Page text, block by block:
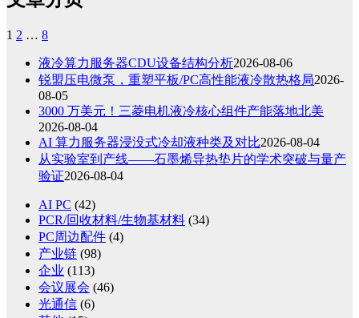
1 2 … 8
液冷算力服务器CDU设备结构分析2026-08-06
锐盟压电微泵，重塑平板/PC高性能液冷散热格局2026-
08-05
3000 万美元！三菱电机液冷核心组件产能落地北美
2026-08-04
AI 算力服务器浸没式冷却液种类及对比2026-08-04
从实验室到产线——石墨烯导热垫片的学术突破与量产
验证2026-08-04
AI PC (42)
PCR/回收材料/生物基材料 (34)
PC周边配件 (4)
产业链 (98)
企业 (113)
会议展会 (46)
光通信 (6)